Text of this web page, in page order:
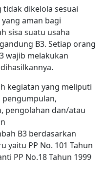
tidak dikelola sesuai
aman bagi
sisa suatu usaha
B3. Setiap orang
wajib melakukan
kegiatan yang meliputi
pengolahan dan/atau
B3 berdasarkan
yaitu PP No. 101 Tahun
PP No.18 Tahun 1999